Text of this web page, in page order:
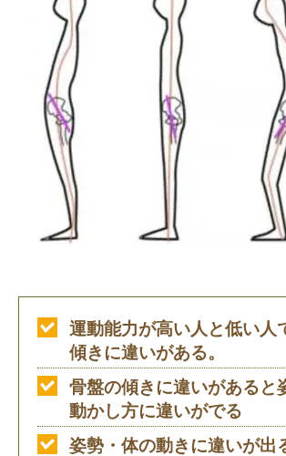
運動能力が高い人と低い人
傾きに違いがある。
骨盤の傾きに違いがあると
動かし方に違いがでる
姿勢・体の動きに違いが出